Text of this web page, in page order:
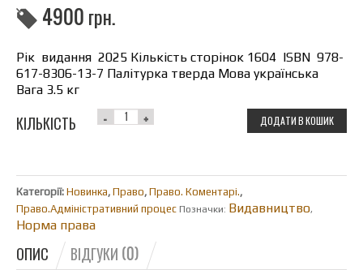
4900грн.
Рік видання 2025 Кількість сторінок 1604 ISBN 978-
617-8306-13-7 Палітурка тверда Мова українська
Вага 3.5 кг
КІЛЬКІСТЬ ДОДАТИ В КОШИК
Категорії: Новинка, Право, Право. Коментарі.,
Право.Адміністративний процес Позначки: Видавництво,
Норма права
ОПИС ВІДГУКИ (0)